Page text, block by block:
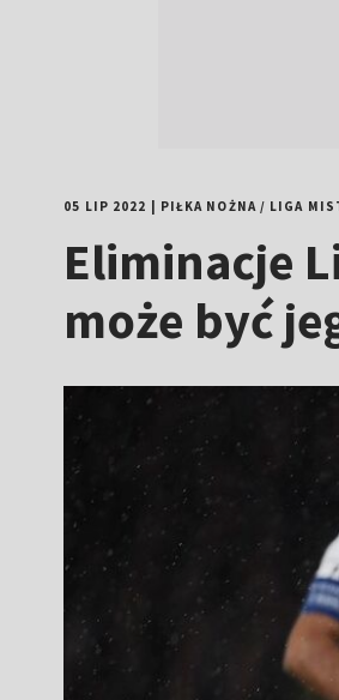
05 LIP 2022 PIŁKA NOŻNA/ LIGA
Eliminacje
może być